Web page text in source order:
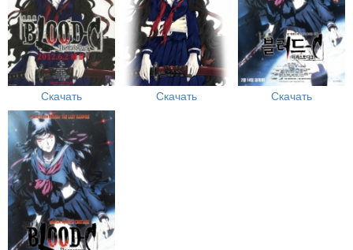
Скачать Скачать Скачать